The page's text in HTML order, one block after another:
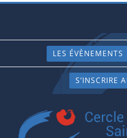
Passer
contenu
LES ÉVÈNEMENTS
S’INSCRIRE